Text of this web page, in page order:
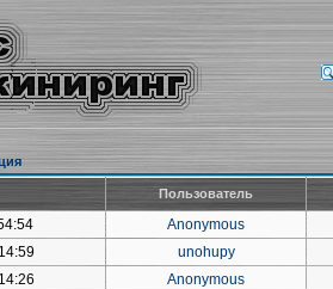
Пользователь
Anonymous
unohupy
Anonymous